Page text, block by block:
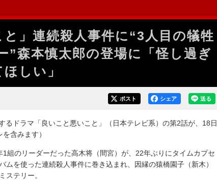
と」連続殺人事件に“3人目の犠牲
森本慎太郎の登場に「怪し過ぎ
しい」
送る
シェア
ポスト
ドラマ「良いこと悪いこと」（日本テレビ系）の第2話が、18日
含みます）
組のリーダーだった高木将（間宮）が、22年ぶりにタイムカプセ
ムを使った連続殺人事件に巻き込まれ、因縁の猿橋園子（新木）
ステリー。